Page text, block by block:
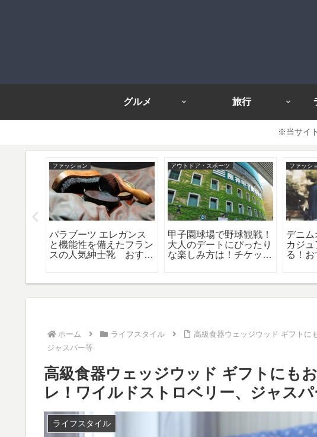
グルメ 旅行
※当サイ
ファッション
パラブーツ エレガンス
と機能性を備えたフラン
スの人気紳士靴 おすす
アウトドア・スポーツ
甲子園球場で野球観戦！
大人のデートにぴったり
な楽しみ方は！チケット
ファッシ
デニム
カジ
る！
ホーム ライフスタイル
高級食器ウェッジウッド ギフトに
ジャスパー等
高級食器ウェッジウッド ギフトにも
レ！ワイルドストロベリー、ジャス
ライフスタイル